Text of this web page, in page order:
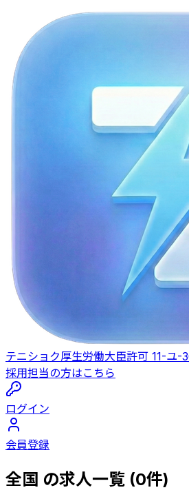
テニショク厚生労働大臣許可 11-ユ-
採用担当の方はこちら
ログイン
会員登録
全国 の求人一覧 (0件)